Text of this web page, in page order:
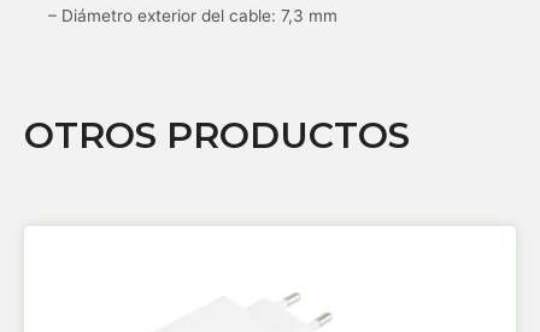
– Diámetro exterior del cable: 7,3 mm
OTROS PRODUCTOS